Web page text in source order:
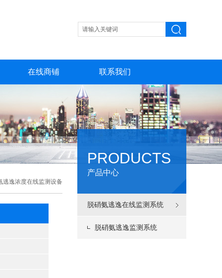
在线商铺 联系我们
PRODUCTS
产品中心
脱硝氨逃逸在线监测系统
脱硝氨逃逸监测系统
逸浓度在线监测设备